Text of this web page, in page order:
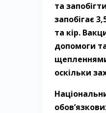
та
запобігає
та кір.
допомоги
оскільки